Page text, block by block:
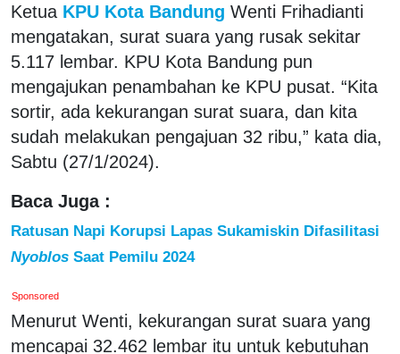
Ketua KPU Kota Bandung Wenti Frihadianti
mengatakan, surat suara yang rusak sekitar
5.117 lembar. KPU Kota Bandung pun
mengajukan penambahan ke KPU pusat. “Kita
sortir, ada kekurangan surat suara, dan kita
sudah melakukan pengajuan 32 ribu,” kata dia,
Sabtu (27/1/2024).
Baca Juga :
Ratusan Napi Korupsi Lapas Sukamiskin Difasilitasi
Nyoblos Saat Pemilu 2024
Sponsored
Menurut Wenti, kekurangan surat suara yang
mencapai 32.462 lembar itu untuk kebutuhan